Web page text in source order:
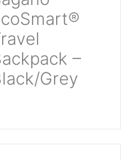
–
Grey